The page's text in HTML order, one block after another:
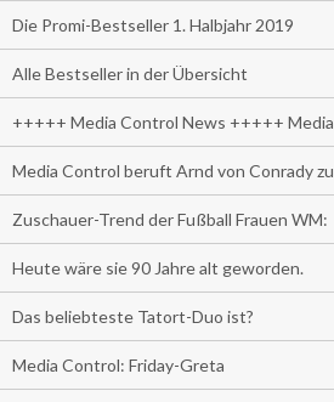
Die Promi-Bestseller 1. Halbjahr 2019
Alle Bestseller in der Übersicht
+++++ Media Control News +++++
Media Control beruft Arnd von Conrady
Zuschauer-Trend der Fußball Frauen WM:
Heute wäre sie 90 Jahre alt geworden.
Das beliebteste Tatort-Duo ist?
Media Control: Friday-Greta